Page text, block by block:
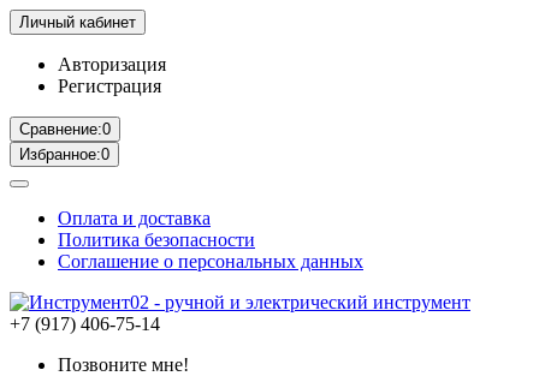
Личный кабинет
Авторизация
Регистрация
Сравнение:0
Избранное:0
Оплата и доставка
Политика безопасности
Соглашение о персональных данных
+7 (917) 406-75-14
Позвоните мне!